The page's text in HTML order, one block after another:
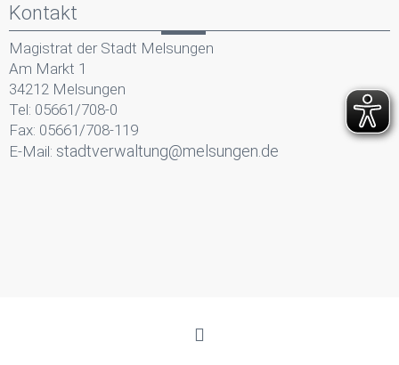
Kontakt
Magistrat der Stadt Melsungen
Am Markt 1
34212 Melsungen
Tel: 05661/708-0
Fax: 05661/708-119
E-Mail: stadtverwaltung@melsungen.de